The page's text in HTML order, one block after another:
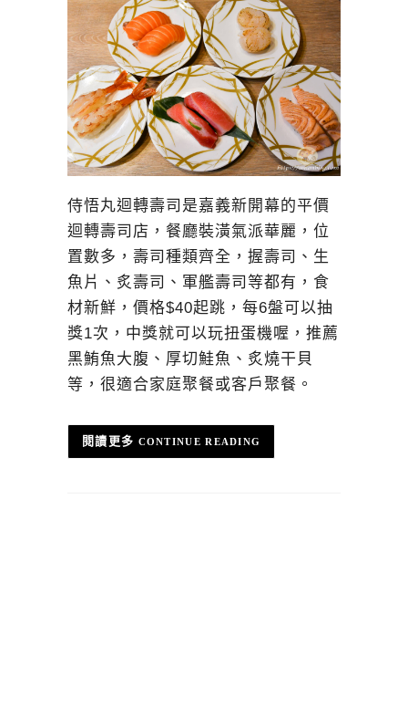
侍悟丸迴轉壽司是嘉義新開幕的平價
迴轉壽司店，餐廳裝潢氣派華麗，位
置數多，壽司種類齊全，握壽司、生
魚片、炙壽司、軍艦壽司等都有，食
材新鮮，價格$40起跳，每6盤可以抽
獎1次，中獎就可以玩扭蛋機喔，推薦
黑鮪魚大腹、厚切鮭魚、炙燒干貝
等，很適合家庭聚餐或客戶聚餐。
CONTINUE READING